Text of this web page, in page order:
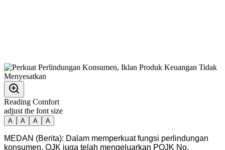
Reading Comfort
adjust the font size
A A A A
MEDAN (Berita): Dalam memperkuat fungsi perlindungan
konsumen, OJK juga telah mengeluarkan POJK No.